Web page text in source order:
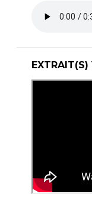
EXTRAIT(S)